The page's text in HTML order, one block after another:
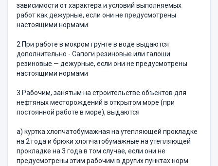
зависимости от характера и условий выполняемых
работ как дежурные, если они не предусмотрены
настоящими нормами.
2 При работе в мокром грунте в воде выдаются
дополнительно - Сапоги резиновые или галоши
резиновые — дежурные, если они не пре­дусмотрены
настоящими нормами
3 Рабочим, занятым на строительстве объектов для
нефтяных ме­сторождений в открытом море (при
постоянной работе в море), вы­даются
а) куртка хлопчатобумажная на утепляющей прокладке
на 2 года и брюки хлопчатобумажные на утепляющей
прокладке на 3 года в том случае, если они не
предусмотрены этим рабочим в других пунк­тах норм